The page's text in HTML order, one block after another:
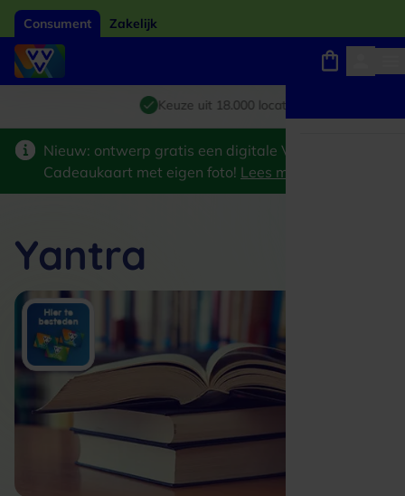
Consument Zakelijk
Giftcard van het jaar 2026
Keuze uit 18.000 locaties
Winkels, webshops en uitjes
Nieuw: ontwerp gratis een digitale VVV
Cadeaukaart met eigen foto! Lees meer
Yantra